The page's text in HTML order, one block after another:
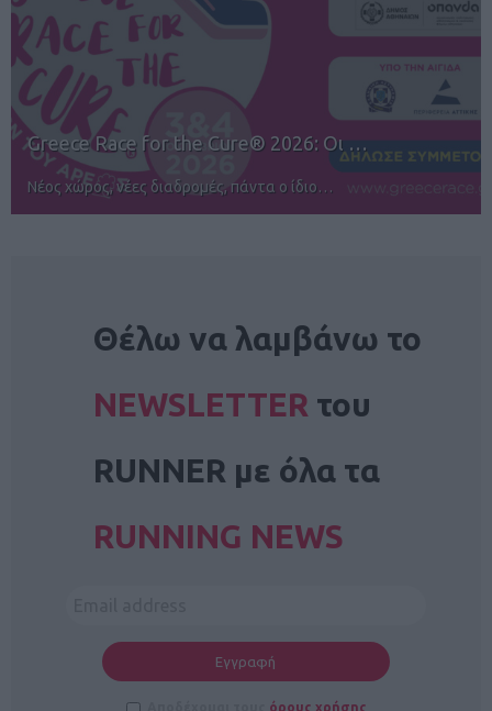
12ος TUI Rhodes Marathon: Άνοιγμα ε…
Αγώνες για όλους στην Ρόδο
Θέλω να λαμβάνω το
NEWSLETTER του
RUNNER με όλα τα
RUNNING NEWS
όρους χρήσης